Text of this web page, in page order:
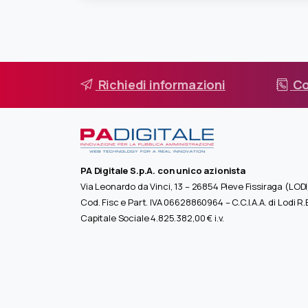
Richiedi informazioni
PA Digitale S.p.A. con unico azionista
Via Leonardo da Vinci, 13 – 26854 Pieve Fissiraga
Cod. Fisc e Part. IVA 06628860964 – C.C.I.A.A. di Lodi
Capitale Sociale 4.825.382,00 € i.v.